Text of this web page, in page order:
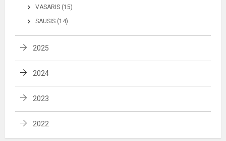
VASARIS (15)
SAUSIS (14)
2025
2024
2023
2022